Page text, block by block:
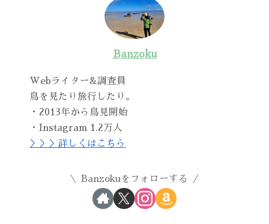
Banzoku
Webライター&調査員
鳥を見たり旅行したり。
・2013年から鳥見開始
・Instagram 1.2万人
＞＞＞詳しくはこちら
Banzokuをフォローする